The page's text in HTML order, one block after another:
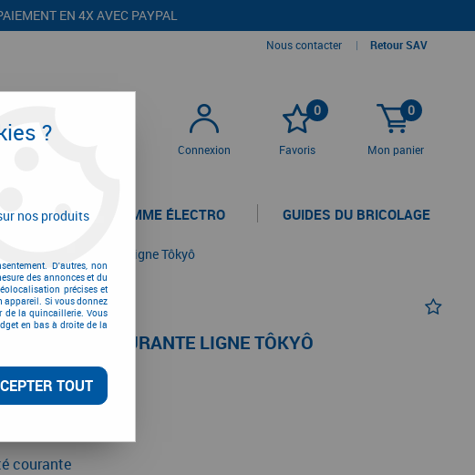
EN 4X AVEC PAYPAL
Nous contacter | Retour SAV
Connexion
0
Favoris
0
Mon panier
LA GAMME ÉLECTRO GUIDES DU BRICOLAGE
qualité courante ligne Tôkyô
QUALITÉ COURANTE LIGNE TÔKYÔ
€TTC
courante
?
nos produits
D'autres, non
des annonces et du
précises et
appareil. Si vous donnez
de la quincaillerie. Vous
en bas à droite de la
TOUT